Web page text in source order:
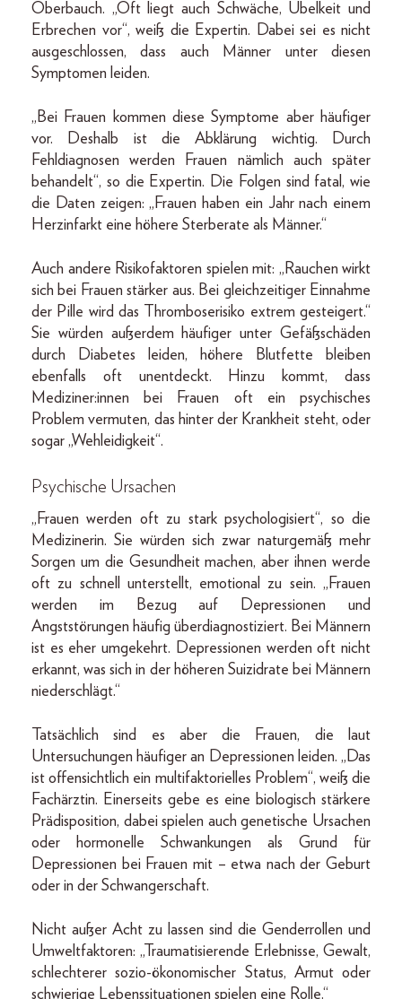
Oberbauch. „Oft liegt auch Schwäche, Übelkeit und
Erbrechen vor“, weiß die Expertin. Dabei sei es nicht
ausgeschlossen, dass auch Männer unter diesen
Symptomen leiden.
„Bei Frauen kommen diese Symptome aber häufiger
vor. Deshalb ist die Abklärung wichtig. Durch
Fehldiagnosen werden Frauen nämlich auch später
behandelt“, so die Expertin. Die Folgen sind fatal, wie
die Daten zeigen: „Frauen haben ein Jahr nach einem
Herzinfarkt eine höhere Sterberate als Männer.“
Auch andere Risikofaktoren spielen mit: „Rauchen wirkt
sich bei Frauen stärker aus. Bei gleichzeitiger Einnahme
der Pille wird das Thromboserisiko extrem gesteigert.“
Sie würden außerdem häufiger unter Gefäßschäden
durch Diabetes leiden, höhere Blutfette bleiben
ebenfalls oft unentdeckt. Hinzu kommt, dass
Mediziner:innen bei Frauen oft ein psychisches
Problem vermuten, das hinter der Krankheit steht, oder
sogar „Wehleidigkeit“.
Psychische Ursachen
„Frauen werden oft zu stark psychologisiert“, so die
Medizinerin. Sie würden sich zwar naturgemäß mehr
Sorgen um die Gesundheit machen, aber ihnen werde
oft zu schnell unterstellt, emotional zu sein. „Frauen
werden im Bezug auf Depressionen und
Angststörungen häufig überdiagnostiziert. Bei Männern
ist es eher umgekehrt. Depressionen werden oft nicht
erkannt, was sich in der höheren Suizidrate bei Männern
niederschlägt.“
Tatsächlich sind es aber die Frauen, die laut
Untersuchungen häufiger an Depressionen leiden. „Das
ist offensichtlich ein multifaktorielles Problem“, weiß die
Fachärztin. Einerseits gebe es eine biologisch stärkere
Prädisposition, dabei spielen auch genetische Ursachen
oder hormonelle Schwankungen als Grund für
Depressionen bei Frauen mit – etwa nach der Geburt
oder in der Schwangerschaft.
Nicht außer Acht zu lassen sind die Genderrollen und
Umweltfaktoren: „Traumatisierende Erlebnisse, Gewalt,
schlechterer sozio-ökonomischer Status, Armut oder
schwierige Lebenssituationen spielen eine Rolle.“